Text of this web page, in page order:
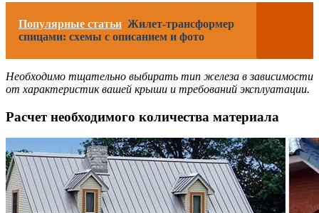
Популярные статьи Жилет-трансформер
спицами: схемы с описанием и фото
Необходимо тщательно выбирать тип железа в зависимости
от характеристик вашей крыши и требований эксплуатации.
Расчет необходимого количества материала